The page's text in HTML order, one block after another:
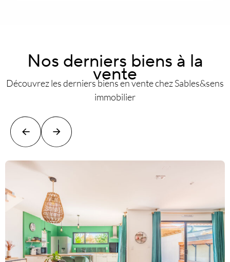
Nos derniers biens à la
vente
Découvrez les derniers biens en vente chez Sables&sens
immobilier